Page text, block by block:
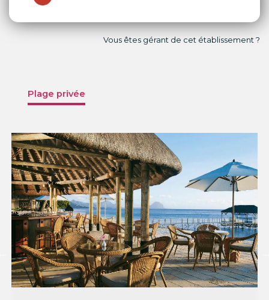
Vous êtes gérant de cet établissement ?
Plage privée